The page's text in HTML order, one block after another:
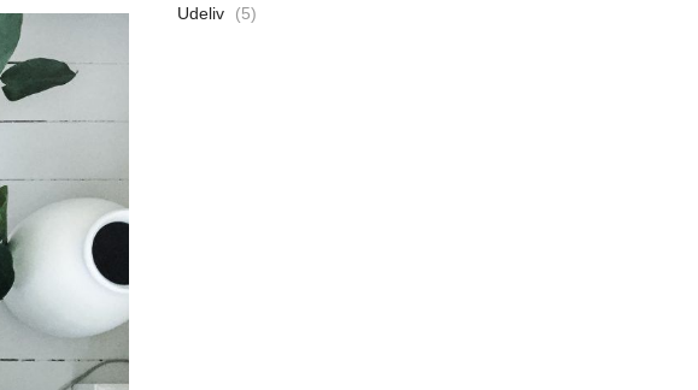
Udeliv (5)